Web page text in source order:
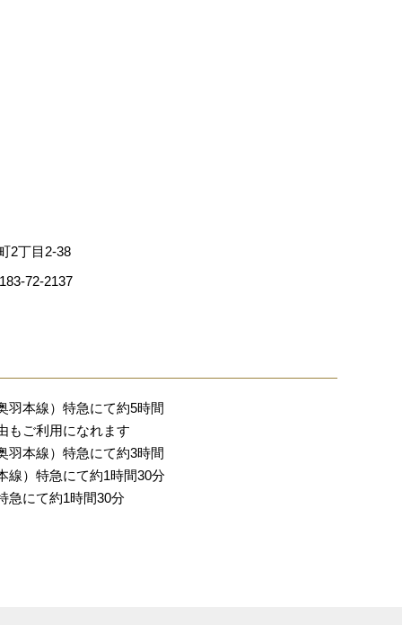
2丁目2-38
72-2137
羽本線）特急にて約5時間
もご利用になれます
羽本線）特急にて約3時間
線）特急にて約1時間30分
急にて約1時間30分